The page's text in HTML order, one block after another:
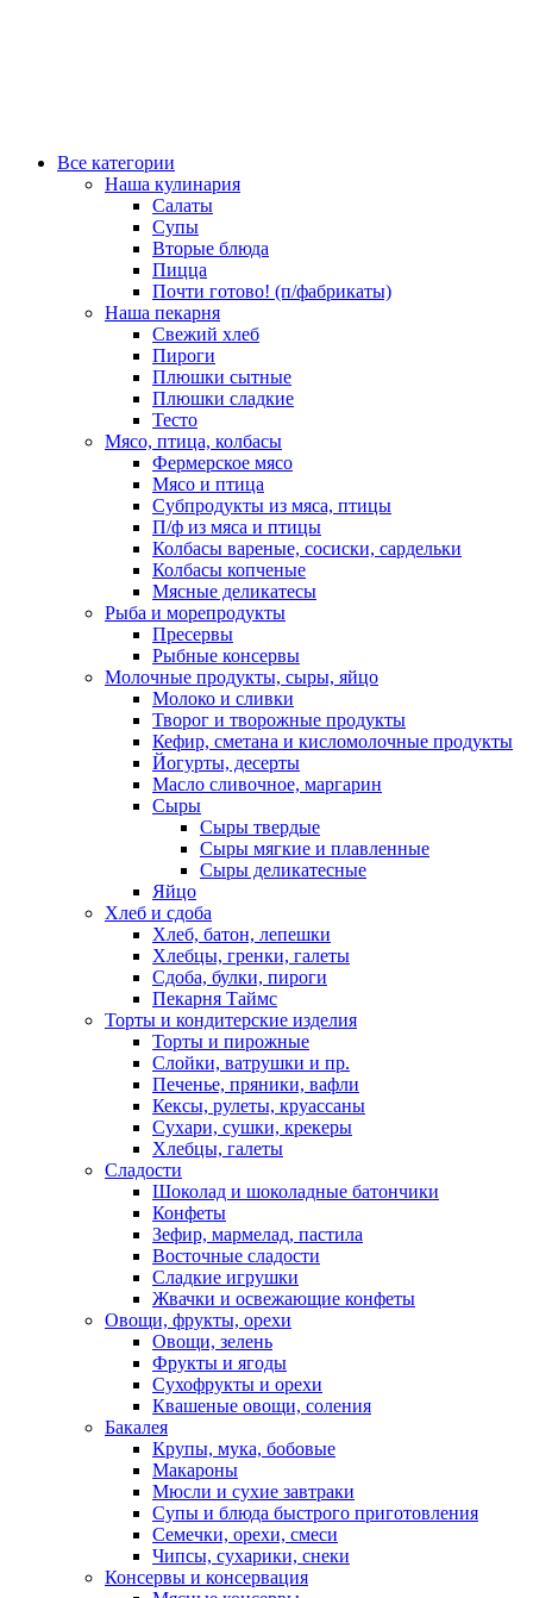
Все категории
Наша кулинария
Салаты
Супы
Вторые блюда
Пицца
Почти готово! (п/фабрикаты)
Наша пекарня
Свежий хлеб
Пироги
Плюшки сытные
Плюшки сладкие
Тесто
Мясо, птица, колбасы
Фермерское мясо
Мясо и птица
Субпродукты из мяса, птицы
П/ф из мяса и птицы
Колбасы вареные, сосиски, сардельки
Колбасы копченые
Мясные деликатесы
Рыба и морепродукты
Пресервы
Рыбные консервы
Молочные продукты, сыры, яйцо
Молоко и сливки
Творог и творожные продукты
Кефир, сметана и кисломолочные продукты
Йогурты, десерты
Масло сливочное, маргарин
Сыры
Сыры твердые
Сыры мягкие и плавленные
Сыры деликатесные
Яйцо
Хлеб и сдоба
Хлеб, батон, лепешки
Хлебцы, гренки, галеты
Сдоба, булки, пироги
Пекарня Таймс
Торты и кондитерские изделия
Торты и пирожные
Слойки, ватрушки и пр.
Печенье, пряники, вафли
Кексы, рулеты, круассаны
Сухари, сушки, крекеры
Хлебцы, галеты
Сладости
Шоколад и шоколадные батончики
Конфеты
Зефир, мармелад, пастила
Восточные сладости
Сладкие игрушки
Жвачки и освежающие конфеты
Овощи, фрукты, орехи
Овощи, зелень
Фрукты и ягоды
Сухофрукты и орехи
Квашеные овощи, соления
Бакалея
Крупы, мука, бобовые
Макароны
Мюсли и сухие завтраки
Супы и блюда быстрого приготовления
Семечки, орехи, смеси
Чипсы, сухарики, снеки
Консервы и консервация